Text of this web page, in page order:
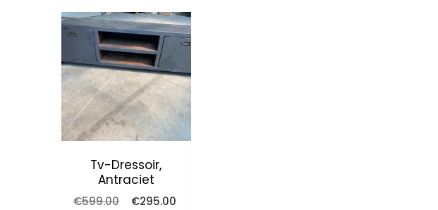
Tv-Dressoir,
Antraciet
€599.00
Oorspronkelijke
€295.00